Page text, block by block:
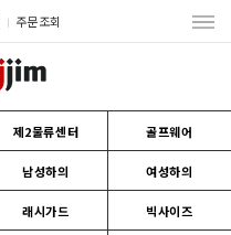
주문조회
제2물류센터 골프웨어
남성하의 여성하의
래시가드 빅사이즈